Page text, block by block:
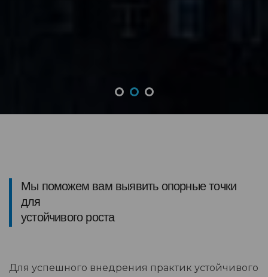
Мы поможем вам выявить опорные точки
для
устойчивого роста
Для успешного внедрения практик устойчивого